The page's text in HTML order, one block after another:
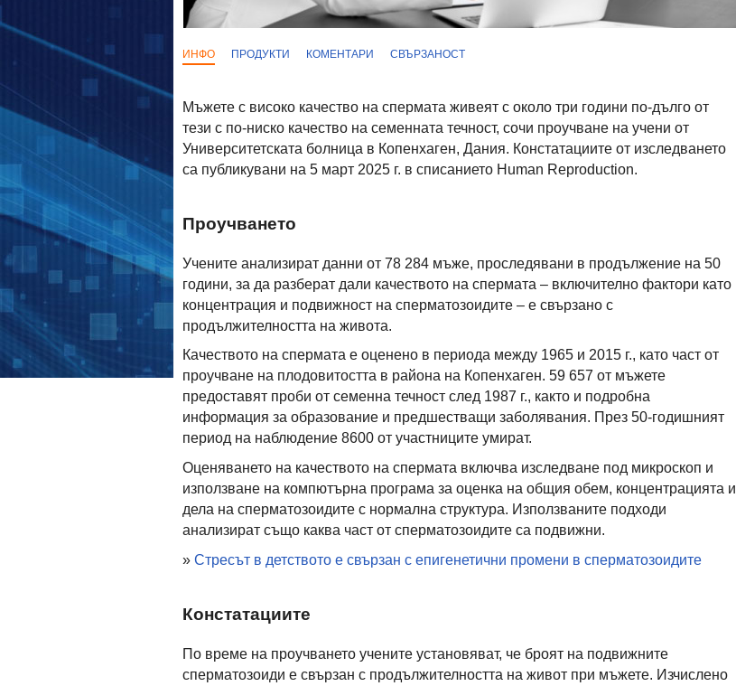
ИНФО ПРОДУКТИ КОМЕНТАРИ СВЪРЗАНОСТ
Мъжете с високо качество на спермата живеят с около три години по-дълго от
тези с по-ниско качество на семенната течност, сочи проучване на учени от
Университетската болница в Копенхаген, Дания. Констатациите от изследването
са публикувани на 5 март 2025 г. в списанието Human Reproduction.
Проучването
Учените анализират данни от 78 284 мъже, проследявани в продължение на 50
години, за да разберат дали качеството на спермата – включително фактори като
концентрация и подвижност на сперматозоидите – е свързано с
продължителността на живота.
Качеството на спермата е оценено в периода между 1965 и 2015 г., като част от
проучване на плодовитостта в района на Копенхаген. 59 657 от мъжете
предоставят проби от семенна течност след 1987 г., както и подробна
информация за образование и предшестващи заболявания. През 50-годишният
период на наблюдение 8600 от участниците умират.
Оценяването на качеството на спермата включва изследване под микроскоп и
използване на компютърна програма за оценка на общия обем, концентрацията и
дела на сперматозоидите с нормална структура. Използваните подходи
анализират също каква част от сперматозоидите са подвижни.
» Стресът в детството е свързан с епигенетични промени в сперматозоидите
Констатациите
По време на проучването учените установяват, че броят на подвижните
сперматозоиди е свързан с продължителността на живот при мъжете. Изчислено